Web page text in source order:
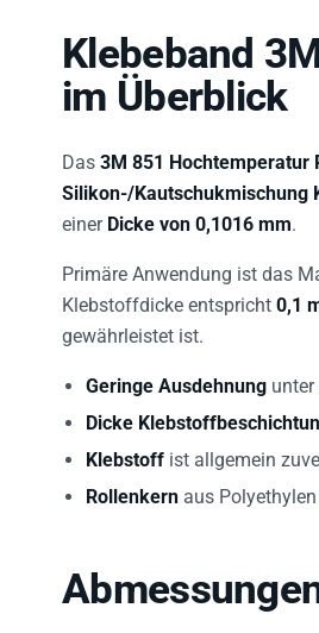
Klebeband
im Überblick
Das 3M 851 Hochtemperatur
Silikon-/Kautschukmischung
einer Dicke von 0,1016 mm
Primäre Anwendung ist das
Klebstoffdicke entspricht 0,1
gewährleistet ist.
Geringe Ausdehnung
Dicke
Klebstoff ist allgemein
Rollenkern aus